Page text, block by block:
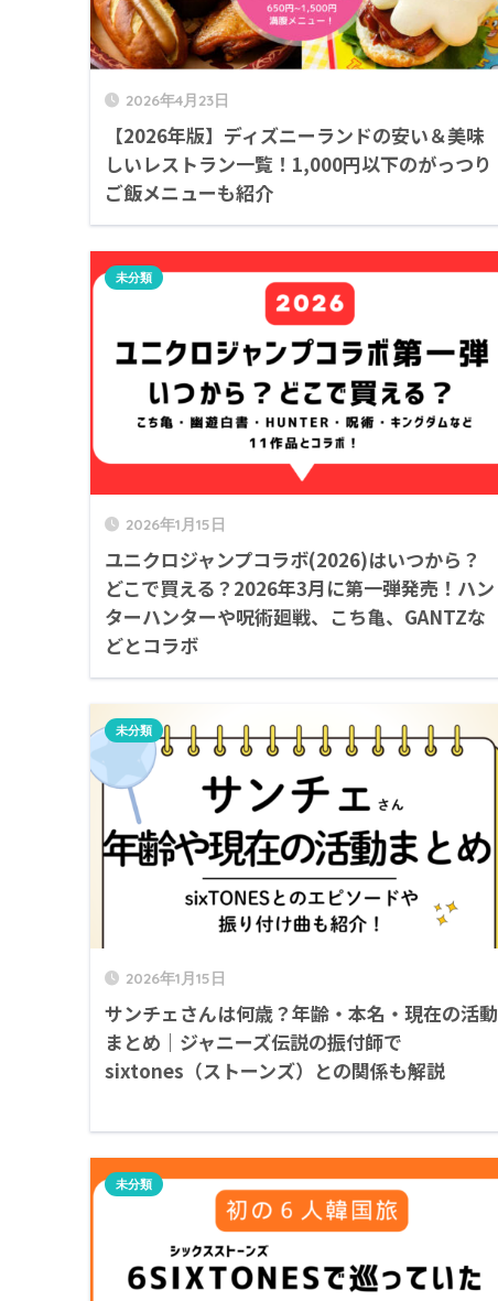
2026年4月23日
【2026年版】ディズニーランドの安い＆美味
しいレストラン一覧！1,000円以下のがっつり
ご飯メニューも紹介
2026年1月15日
ユニクロジャンプコラボ(2026)はいつから？
どこで買える？2026年3月に第一弾発売！ハン
ターハンターや呪術廻戦、こち亀、GANTZな
どとコラボ
未分類
2026年1月15日
サンチェさんは何歳？年齢・本名・現在の活動
まとめ｜ジャニーズ伝説の振付師で
sixtones（ストーンズ）との関係も解説
未分類
未分類